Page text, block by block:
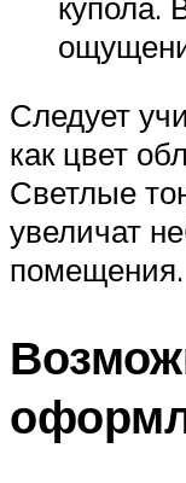
Следует
как цвет
Светлые
увеличат
помещения.